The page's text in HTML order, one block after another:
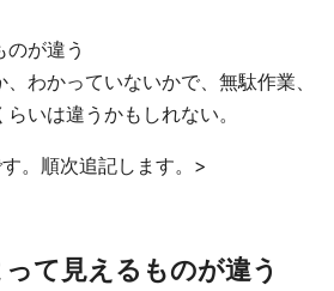
が違う
わかっていないかで、無駄作業、
らいは違うかもしれない。
。順次追記します。>
て見えるものが違う